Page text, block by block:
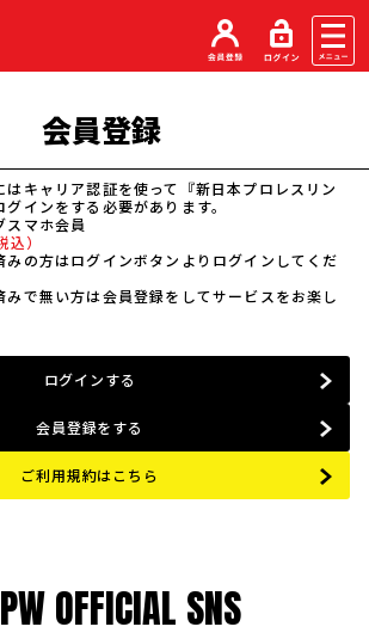
会員登録
キャリア認証を使って『新日本プロレスリン
インをする必要があります。
スマホ会員
）
みの方はログインボタンよりログインしてくだ
みで無い方は会員登録をしてサービスをお楽し
ログインする
会員登録をする
ご利用規約はこちら
OFFICIAL SNS